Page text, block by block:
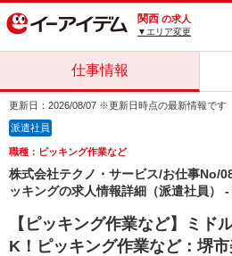
関西 の求人
▼エリア変更
仕事情報
更新日：2026/08/07 ※更新日時点の最新情報です
派遣社員
職種：ピッキング作業など
株式会社テクノ・サービス/お仕事No/
ッキングの求人情報詳細（派遣社員）
【ピッキング作業など】ミド
K！ピッキング作業など：堺